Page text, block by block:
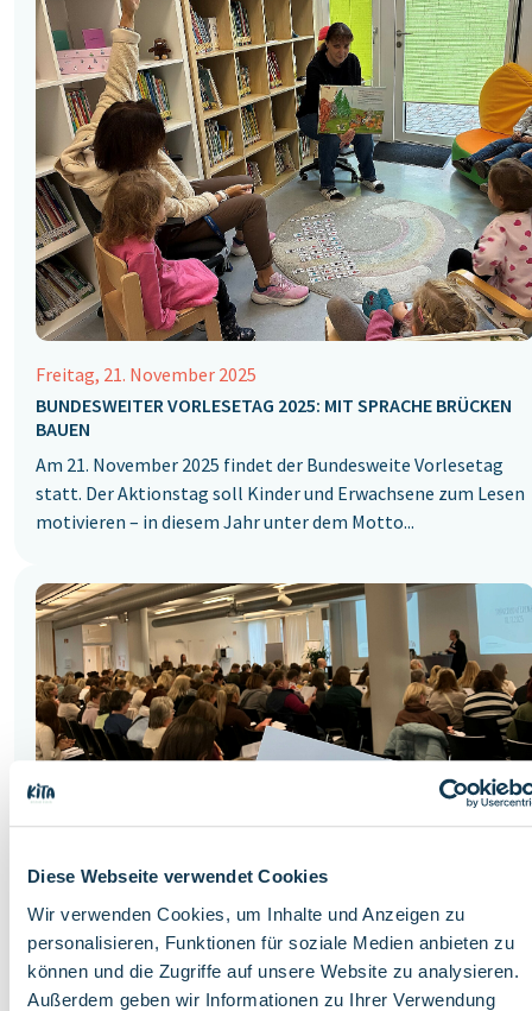
Diese Webseite verwendet Cookies
Wir verwenden Cookies, um Inhalte und Anzeigen zu
personalisieren, Funktionen für soziale Medien anbieten zu
können und die Zugriffe auf unsere Website zu analysieren.
Außerdem geben wir Informationen zu Ihrer Verwendung
Freitag, 21. November 2025
BUNDESWEITER VORLESETAG 2025: MIT SPRACHE BRÜCKEN
BAUEN
Am 21. November 2025 findet der Bundesweite Vorlesetag
statt. Der Aktionstag soll Kinder und ‎Erwachsene zum Lesen
motivieren – in diesem Jahr unter dem Motto...
Mittwoch, 19. November 2025